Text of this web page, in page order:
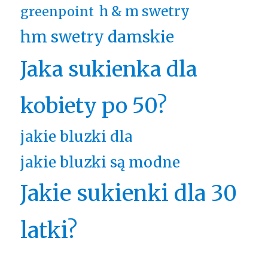
greenpoint h & m swetry
hm swetry damskie
Jaka sukienka dla
kobiety po 50?
jakie bluzki dla
jakie bluzki są modne
Jakie sukienki dla 30
latki?